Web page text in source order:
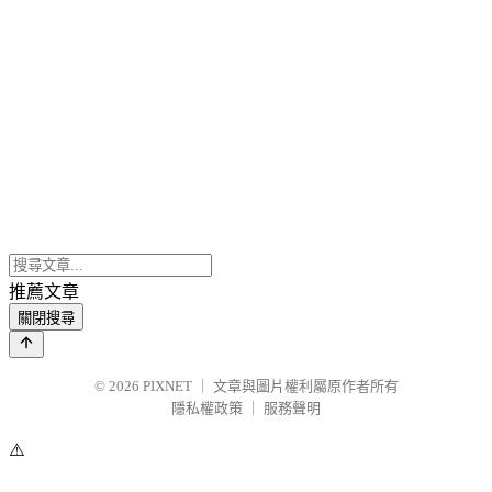
推薦文章
關閉搜尋
© 2026 PIXNET
文章與圖片權利屬原作者所有
隱私權政策
服務聲明
⚠️